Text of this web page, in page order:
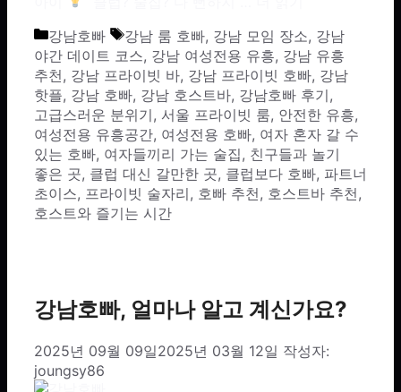
카테고리
강남호빠 태그
강남 룸 호빠, 강남 모임 장소, 강남
야간 데이트 코스, 강남 여성전용 유흥, 강남 유흥
추천, 강남 프라이빗 바, 강남 프라이빗 호빠, 강남
핫플, 강남 호빠, 강남 호스트바, 강남호빠 후기,
고급스러운 분위기, 서울 프라이빗 룸, 안전한 유흥,
여성전용 유흥공간, 여성전용 호빠, 여자 혼자 갈 수
있는 호빠, 여자들끼리 가는 술집, 친구들과 놀기
좋은 곳, 클럽 대신 갈만한 곳, 클럽보다 호빠, 파트너
초이스, 프라이빗 술자리, 호빠 추천, 호스트바 추천,
호스트와 즐기는 시간
강남호빠, 얼마나 알고 계신가요?
2025년 09월 09일2025년 03월 12일 작성자:
joungsy86